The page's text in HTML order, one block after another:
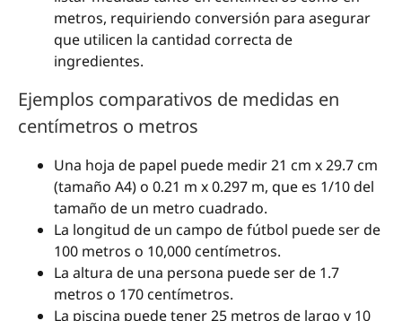
metros, requiriendo conversión para asegurar
que utilicen la cantidad correcta de
ingredientes.
Ejemplos comparativos de medidas en
centímetros o metros
Una hoja de papel puede medir 21 cm x 29.7 cm
(tamaño A4) o 0.21 m x 0.297 m, que es 1/10 del
tamaño de un metro cuadrado.
La longitud de un campo de fútbol puede ser de
100 metros o 10,000 centímetros.
La altura de una persona puede ser de 1.7
metros o 170 centímetros.
La piscina puede tener 25 metros de largo y 10